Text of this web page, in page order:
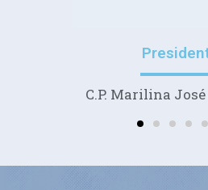
C.P. Marilina